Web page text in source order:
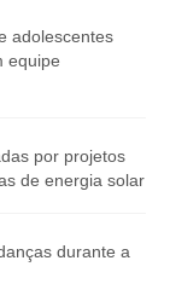
adolescentes
equipe
por projetos
de energia solar
durante a